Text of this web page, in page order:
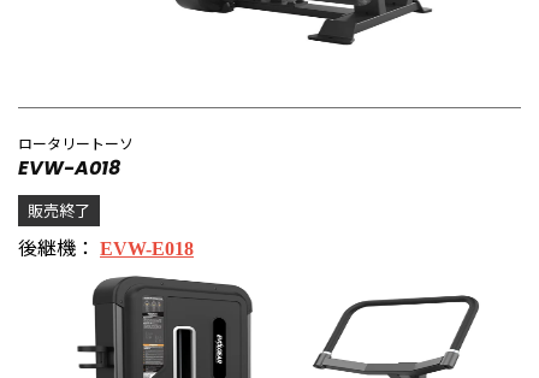
ロータリートーソ
EVW-A018
販売終了
後継機： EVW-E018